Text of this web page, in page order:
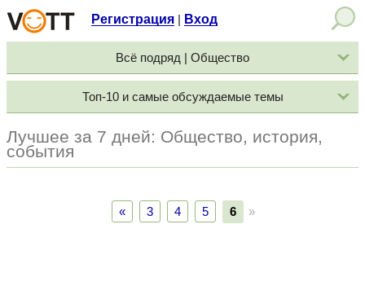
Регистрация Вход
Всё подряд | Общество
Топ-10 и самые обсуждаемые темы
Лучшее за 7 дней: Общество, история,
события
« 3 4 5 6 »